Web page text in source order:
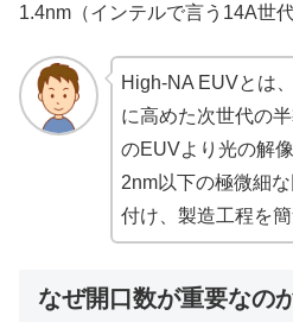
1.4nm（インテルで言う14A世
High-NA EUVとは
に高めた次世代の
のEUVより光の解
2nm以下の極微細
付け、製造工程を簡
なぜ開口数が重要なの